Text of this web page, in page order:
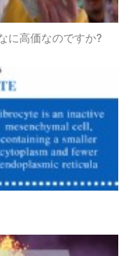
に高価なのですか?